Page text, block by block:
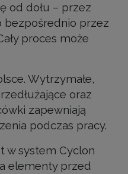
od dołu – przez
bezpośrednio przez
proces może
Wytrzymałe,
oraz
zapewniają
podczas pracy.
w system Cyclon
elementy przed